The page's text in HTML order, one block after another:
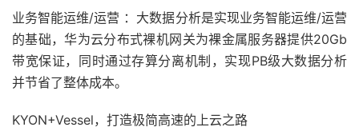
业务智能运维/运营 ：大数据分析是实现业务智能运维/运营
的基础，华为云分布式裸机网关为裸金属服务器提供20Gb
带宽保证，同时通过存算分离机制，实现PB级大数据分析
并节省了整体成本。
KYON+Vessel，打造极简高速的上云之路